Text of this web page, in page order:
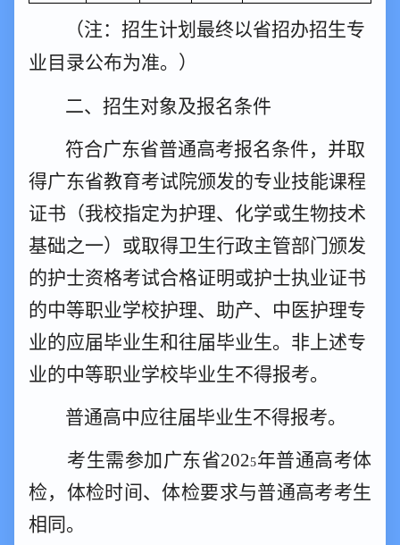
（注：招生计划最终以省招办招生专
业目录公布为准。）
二、招生对象及报名条件
符合广东省普通高考报名条件，并取
得广东省教育考试院颁发的专业技能课程
证书（我校指定为护理、化学或生物技术
基础之一）或取得卫生行政主管部门颁发
的护士资格考试合格证明或护士执业证书
的中等职业学校护理、助产、中医护理专
业的应届毕业生和往届毕业生。非上述专
业的中等职业学校毕业生不得报考。
普通高中应往届毕业生不得报考。
考生需参加广东省2025年普通高考体
检，体检时间、体检要求与普通高考考生
相同。